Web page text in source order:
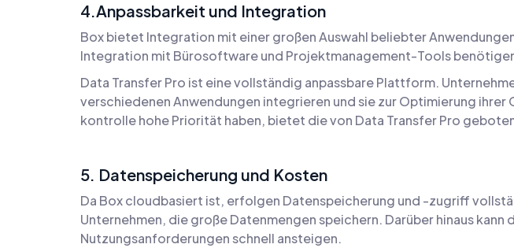
4.Anpassbarkeit und Integration
Box bietet Integration mit einer großen Auswahl beliebter
Integration mit Bürosoftware und Projektmanagement-Tools
Data Transfer Pro ist eine vollständig anpassbare Plattform.
verschiedenen Anwendungen integrieren und sie zur Optimierung
kontrolle hohe Priorität haben, bietet die von Data Transfer Pro
5. Datenspeicherung und Kosten
Da Box cloudbasiert ist, erfolgen Datenspeicherung und -zugriff
Unternehmen, die große Datenmengen speichern. Darüber hinaus
Nutzungsanforderungen schnell ansteigen.